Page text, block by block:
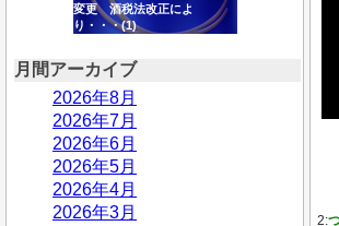
変更 酒税法改正によ
り・・・(1)
月間アーカイブ
2026年8月
2026年7月
2026年6月
2026年5月
2026年4月
2026年3月
2: